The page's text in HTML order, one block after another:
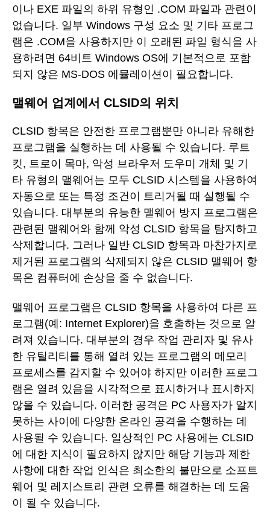
이나 EXE 파일의 하위 유형인 .COM 파일과 관련이
없습니다. 일부 Windows 구성 요소 및 기타 프로그
램은 .COM을 사용하지만 이 오래된 파일 형식을 사
용하려면 64비트 Windows OS에 기본적으로 포함
되지 않은 MS-DOS 에뮬레이션이 필요합니다.
맬웨어 업계에서 CLSID의 위치
CLSID 항목은 안전한 프로그램뿐만 아니라 유해한
프로그램을 실행하는 데 사용될 수 있습니다. 루트
킷, 트로이 목마, 악성 브라우저 도우미 개체 및 기
타 유형의 맬웨어는 모두 CLSID 시스템을 사용하여
자동으로 또는 특정 조건이 트리거될 때 실행될 수
있습니다. 대부분의 유능한 맬웨어 방지 프로그램은
관련된 맬웨어와 함께 악성 CLSID 항목을 탐지하고
삭제합니다. 그러나 일반 CLSID 항목과 마찬가지로
제거된 프로그램의 삭제되지 않은 CLSID 맬웨어 항
목은 컴퓨터에 손상을 줄 수 없습니다.
맬웨어 프로그램은 CLSID 항목을 사용하여 다른 프
로그램(예: Internet Explorer)을 호출하는 것으로 알
려져 있습니다. 대부분의 경우 작업 관리자 및 유사
한 유틸리티를 통해 열려 있는 프로그램의 메모리
프로세스를 감지할 수 있어야 하지만 이러한 프로그
램은 열려 있음을 시각적으로 표시하거나 표시하지
않을 수 있습니다. 이러한 공격은 PC 사용자가 알지
못하는 사이에 다양한 온라인 공격을 수행하는 데
사용될 수 있습니다. 일상적인 PC 사용에는 CLSID
에 대한 지식이 필요하지 않지만 해당 기능과 제한
사항에 대한 작업 인식은 최소한의 불만으로 소프트
웨어 및 레지스트리 관련 오류를 해결하는 데 도움
이 될 수 있습니다.